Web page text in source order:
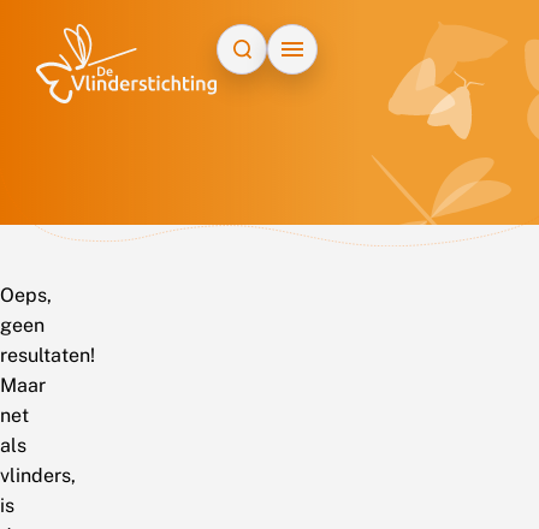
Oeps,
geen
resultaten!
Maar
net
als
vlinders,
is